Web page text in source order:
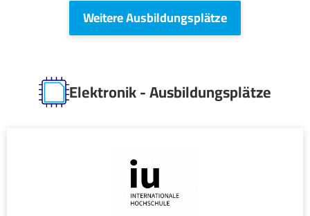
Weitere Ausbildungsplätze
Elektronik - Ausbildungsplätze